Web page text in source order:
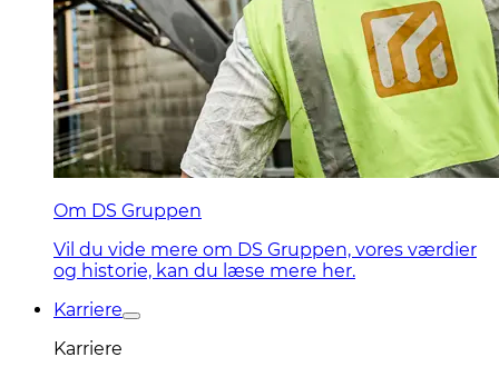
Om DS Gruppen
Vil du vide mere om DS Gruppen, vores værdier
og historie, kan du læse mere her.
Karriere
Karriere